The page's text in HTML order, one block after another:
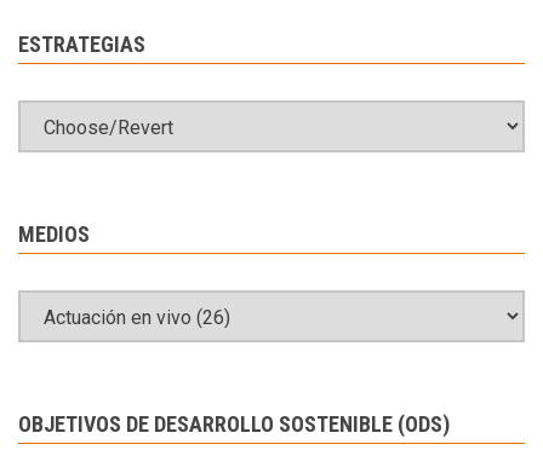
ESTRATEGIAS
MEDIOS
OBJETIVOS DE DESARROLLO SOSTENIBLE (ODS)